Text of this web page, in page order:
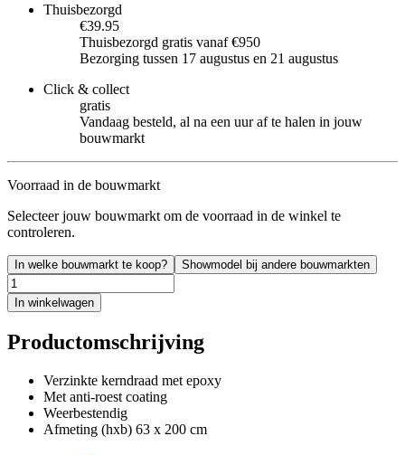
Thuisbezorgd
€39.95
Thuisbezorgd gratis vanaf €950
Bezorging tussen 17 augustus en 21 augustus
Click & collect
gratis
Vandaag besteld, al na een uur af te halen in jouw
bouwmarkt
Voorraad in de bouwmarkt
Selecteer jouw bouwmarkt om de voorraad in de winkel te
controleren.
In welke bouwmarkt te koop? Showmodel bij andere bouwmarkten
In winkelwagen
Productomschrijving
Verzinkte kerndraad met epoxy
Met anti-roest coating
Weerbestendig
Afmeting (hxb) 63 x 200 cm